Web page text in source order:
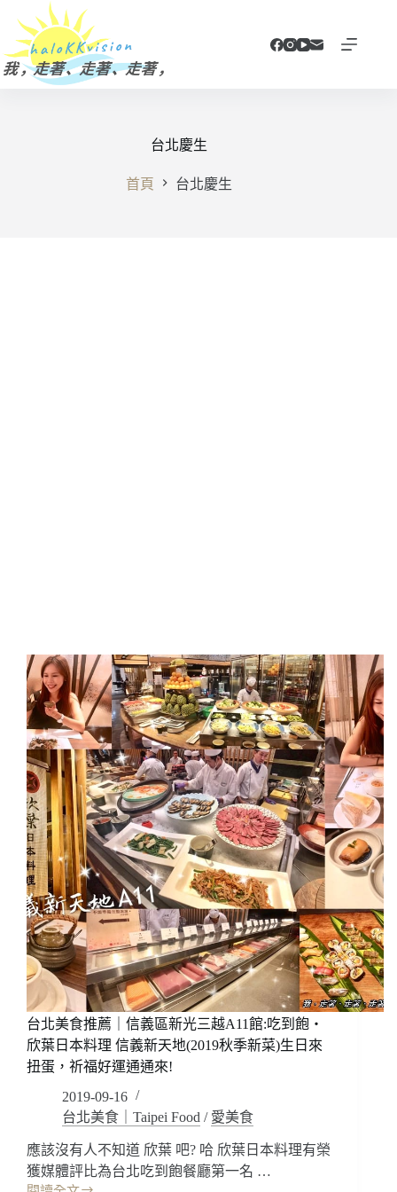
主
要
台北慶生
首頁 台北慶生
台北美食推薦｜信義區新光三越A11館:吃到飽‧
欣葉日本料理 信義新天地(2019秋季新菜)生日來
扭蛋，祈福好運通通來!
2019-09-16
台北美食｜Taipei Food / 愛美食
應該沒有人不知道 欣葉 吧? 哈 欣葉日本料理有榮
獲媒體評比為台北吃到飽餐廳第一名 …